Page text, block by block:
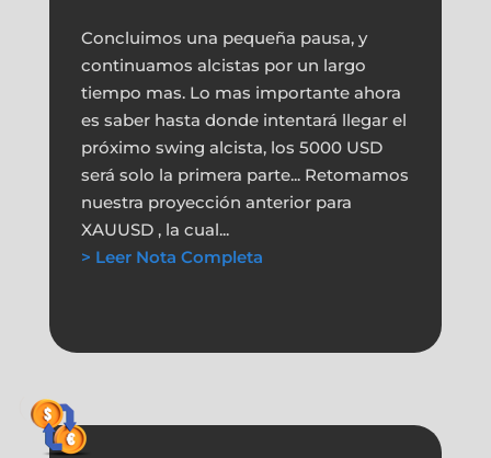
Concluimos una pequeña pausa, y
continuamos alcistas por un largo
tiempo mas. Lo mas importante ahora
es saber hasta donde intentará llegar el
próximo swing alcista, los 5000 USD
será solo la primera parte... Retomamos
nuestra proyección anterior para
XAUUSD , la cual...
> Leer Nota Completa